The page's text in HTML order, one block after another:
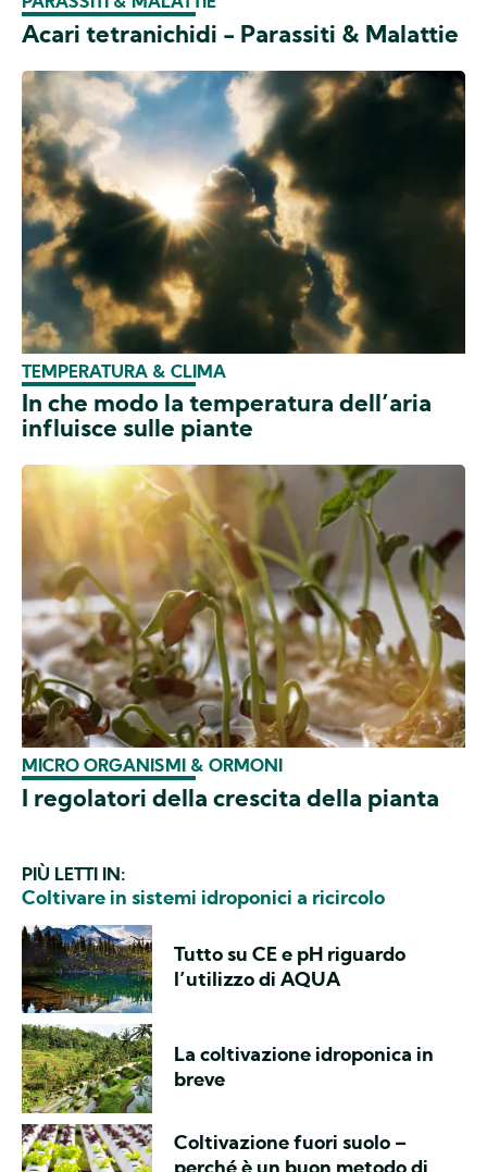
Acari tetranichidi - Parassiti & Malattie
TEMPERATURA & CLIMA
In che modo la temperatura dell’aria
influisce sulle piante
MICRO ORGANISMI & ORMONI
I regolatori della crescita della pianta
PIÙ LETTI IN:
Coltivare in sistemi idroponici a ricircolo
Tutto su CE e pH riguardo
l’utilizzo di AQUA
La coltivazione idroponica in
breve
Coltivazione fuori suolo –